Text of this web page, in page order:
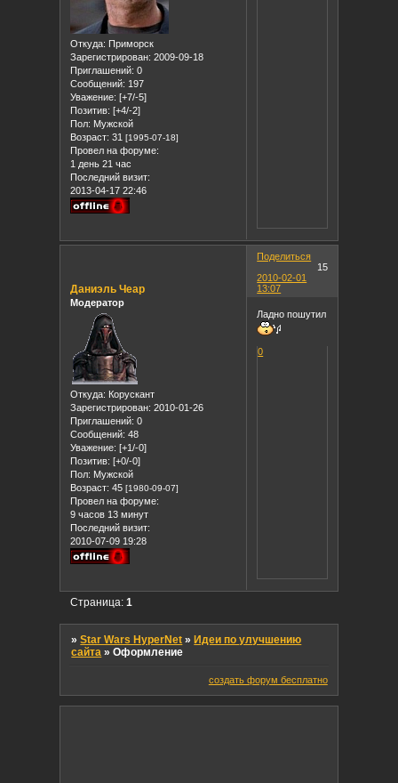
Откуда: Приморск
Зарегистрирован: 2009-09-18
Приглашений: 0
Сообщений: 197
Уважение: [+7/-5]
Позитив: [+4/-2]
Пол: Мужской
Возраст: 31[1995-07-18]
Провел на форуме:
1 день 21 час
Последний визит:
2013-04-17 22:46
Поделиться
15
2010-02-01
13:07
Даниэль Чеар
Модератор
Откуда: Корускант
Зарегистрирован: 2010-01-26
Приглашений: 0
Сообщений: 48
Уважение: [+1/-0]
Позитив: [+0/-0]
Пол: Мужской
Возраст: 45[1980-09-07]
Провел на форуме:
9 часов 13 минут
Последний визит:
2010-07-09 19:28
Ладно пошутил
0
Страница:1
»Star Wars HyperNet »Идеи по улучшению
сайта »Оформление
создать форум бесплатно